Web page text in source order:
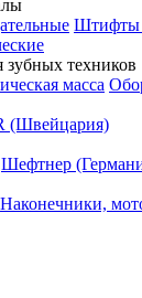
Штифты
зубных техников
масса
(Швейцария)
Шефтнер
Наконечники,